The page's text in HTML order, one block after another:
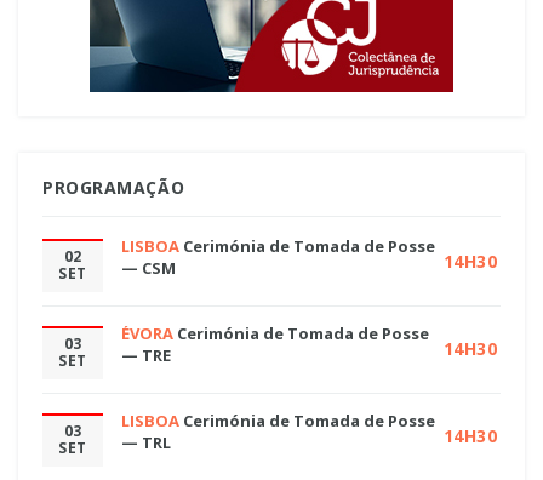
PROGRAMAÇÃO
02
SET
LISBOA Cerimónia de Tomada de Posse
— CSM
14H30
03
SET
ÉVORA Cerimónia de Tomada de Posse
— TRE
14H30
03
SET
LISBOA Cerimónia de Tomada de Posse
— TRL
14H30